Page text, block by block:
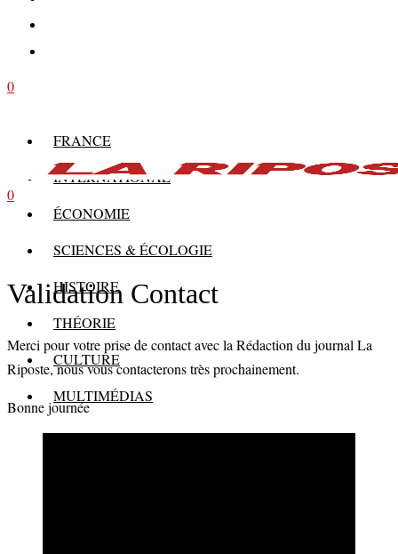
0
FRANCE
INTERNATIONAL
ÉCONOMIE
SCIENCES & ÉCOLOGIE
HISTOIRE
THÉORIE
CULTURE
MULTIMÉDIAS
0
Validation Contact
Merci pour votre prise de contact avec la Rédaction du journal La
Riposte, nous vous contacterons très prochainement.
Bonne journée